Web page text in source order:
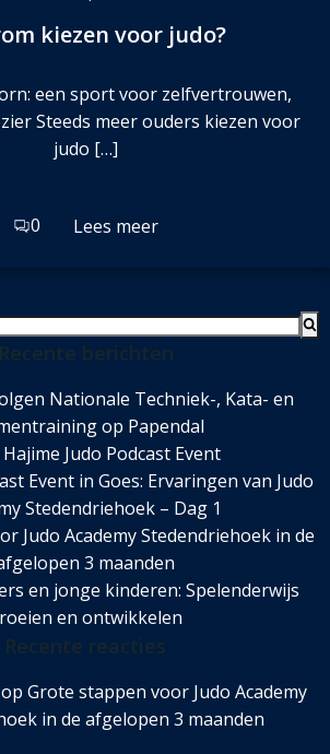
kiezen voor judo?
een sport voor zelfvertrouwen,
Steeds meer ouders kiezen voor
judo […]
0 Lees meer
Nationale Techniek-, Kata- en
op Papendal
Judo Podcast Event
Event in Goes: Ervaringen van Judo
Stedendriehoek – Dag 1
Judo Academy Stedendriehoek in de
3 maanden
en jonge kinderen: Spelenderwijs
en ontwikkelen
op Grote stappen voor Judo Academy
in de afgelopen 3 maanden